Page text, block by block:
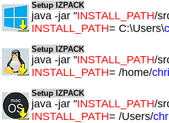
Setup IZPACK
java -jar "INSTALL_PATH/
INSTALL_PATH= C:\Users\
Setup IZPACK
java -jar "INSTALL_PATH/
INSTALL_PATH= /home/
Setup IZPACK
java -jar "INSTALL_PATH/
INSTALL_PATH= /Users/